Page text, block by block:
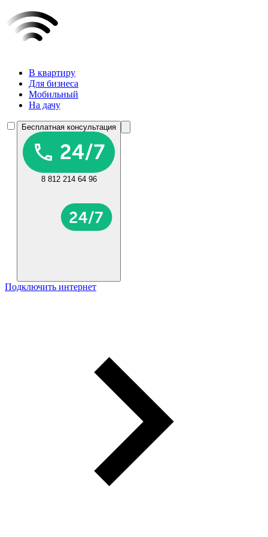
В квартиру
Для бизнеса
Мобильный
На дачу
Бесплатная консультация
8 812 214 64 96
Подключить интернет